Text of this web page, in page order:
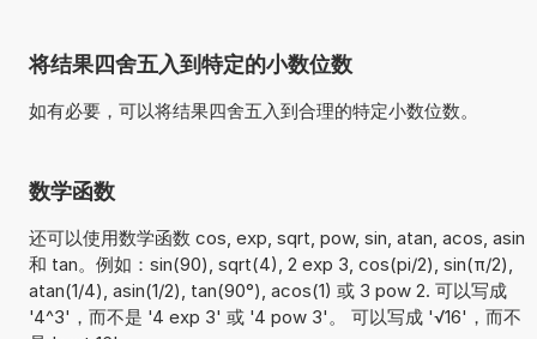
将结果四舍五入到特定的小数位数
如有必要，可以将结果四舍五入到合理的特定小数位数。
数学函数
还可以使用数学函数 cos, exp, sqrt, pow, sin, atan, acos, asin
和 tan。例如：sin(90), sqrt(4), 2 exp 3, cos(pi/2), sin(π/2),
atan(1/4), asin(1/2), tan(90°), acos(1) 或 3 pow 2. 可以写成
'4^3'，而不是 '4 exp 3' 或 '4 pow 3'。 可以写成 '√16'，而不